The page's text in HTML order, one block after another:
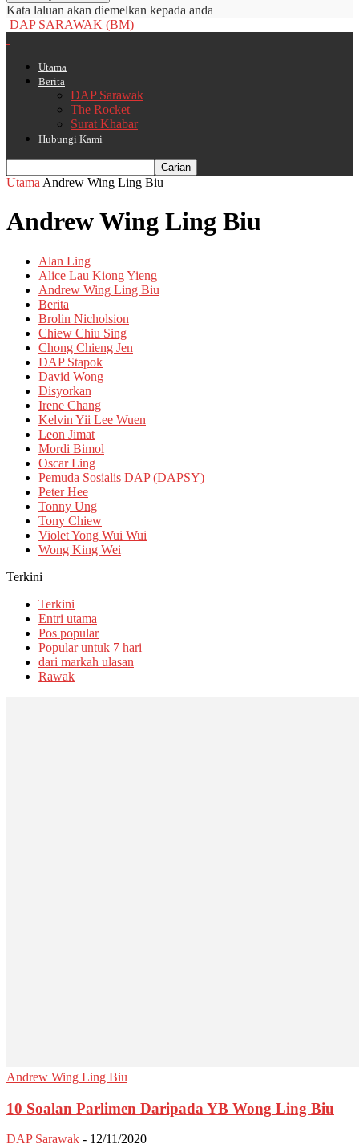
Kata laluan akan diemelkan kepada anda
DAP SARAWAK (BM)
Utama
Berita
DAP Sarawak
The Rocket
Surat Khabar
Hubungi Kami
Utama Andrew Wing Ling Biu
Andrew Wing Ling Biu
Alan Ling
Alice Lau Kiong Yieng
Andrew Wing Ling Biu
Berita
Brolin Nicholsion
Chiew Chiu Sing
Chong Chieng Jen
DAP Stapok
David Wong
Disyorkan
Irene Chang
Kelvin Yii Lee Wuen
Leon Jimat
Mordi Bimol
Oscar Ling
Pemuda Sosialis DAP (DAPSY)
Peter Hee
Tonny Ung
Tony Chiew
Violet Yong Wui Wui
Wong King Wei
Terkini
Terkini
Entri utama
Pos popular
Popular untuk 7 hari
dari markah ulasan
Rawak
Andrew Wing Ling Biu
10 Soalan Parlimen Daripada YB Wong Ling Biu
DAP Sarawak - 12/11/2020